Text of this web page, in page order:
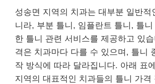
성송면 지역의 치과는 대부분 일반적
니라, 부분 틀니, 임플란트 틀니, 틀
한 틀니 관련 서비스를 제공하고 있
격은 치과마다 다를 수 있으며, 틀니
작 방식에 따라 달라집니다. 아래 표
지역의 대표적인 치과들의 틀니 가격